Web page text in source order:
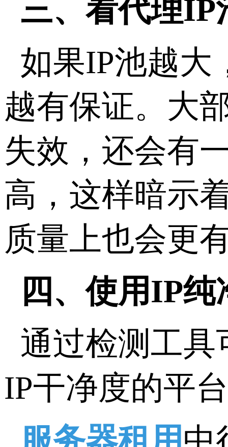
三、 看代理IP
如果IP池越大
越有保证。大
失效，还会有
高，这样暗示
质量上也会更
四、使用IP
通过检测工具
IP干净度的平